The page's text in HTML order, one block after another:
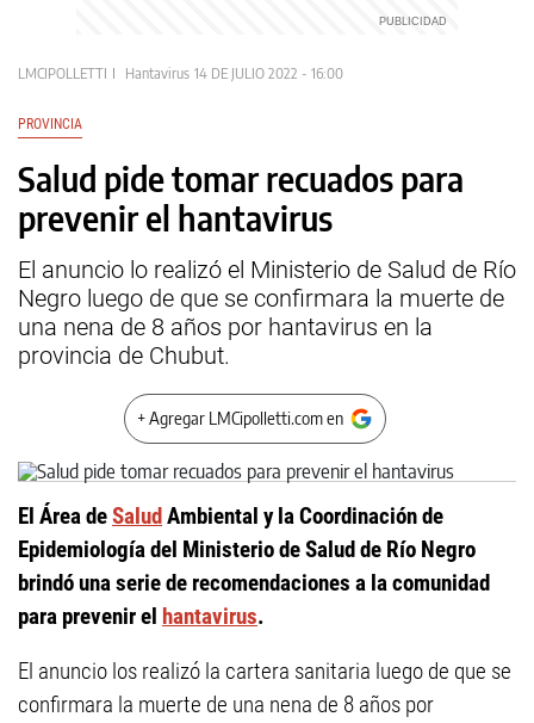
LMCIPOLLETTI Hantavirus 14 DE JULIO 2022 - 16:00
PROVINCIA
Salud pide tomar recuados para
prevenir el hantavirus
El anuncio lo realizó el Ministerio de Salud de Río
Negro luego de que se confirmara la muerte de
una nena de 8 años por hantavirus en la
provincia de Chubut.
+ Agregar LMCipolletti.com en
El Área deSaludAmbiental y la Coordinación de
Epidemiología del Ministerio de Salud de Río Negro
brindó una serie de recomendaciones a la comunidad
para prevenir el hantavirus.
El anuncio los realizó la cartera sanitaria luego de que se
confirmara la muerte de una nena de 8 años por